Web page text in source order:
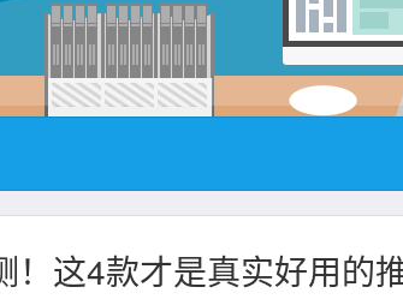
！这4款才是真实好用的